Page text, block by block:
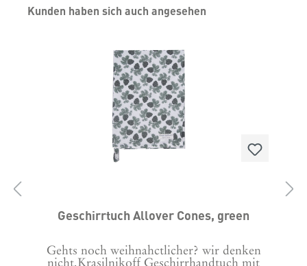
Produktgalerie überspringen
Kunden haben sich auch angesehen
Geschirrtuch Allover Cones, green
Gehts noch weihnahctlicher? wir denken
nicht.Krasilnikoff Geschirrhandtuch mit